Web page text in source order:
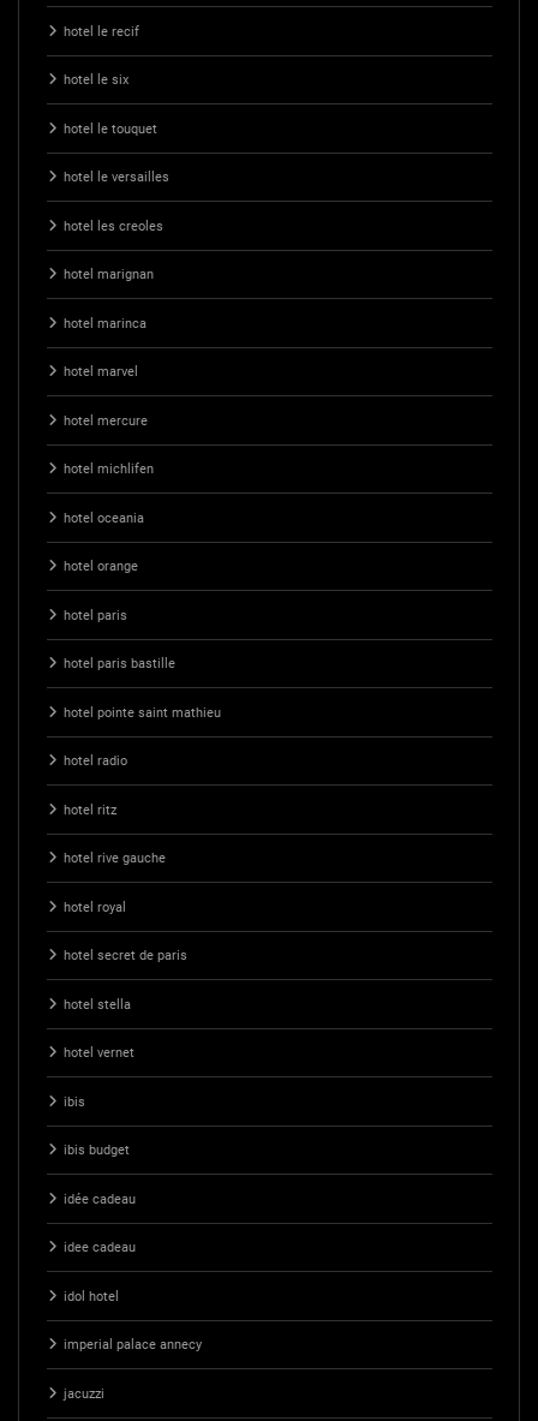
hotel le recif
hotel le six
hotel le touquet
hotel le versailles
hotel les creoles
hotel marignan
hotel marinca
hotel marvel
hotel mercure
hotel michlifen
hotel oceania
hotel orange
hotel paris
hotel paris bastille
hotel pointe saint mathieu
hotel radio
hotel ritz
hotel rive gauche
hotel royal
hotel secret de paris
hotel stella
hotel vernet
ibis
ibis budget
idée cadeau
idee cadeau
idol hotel
imperial palace annecy
jacuzzi